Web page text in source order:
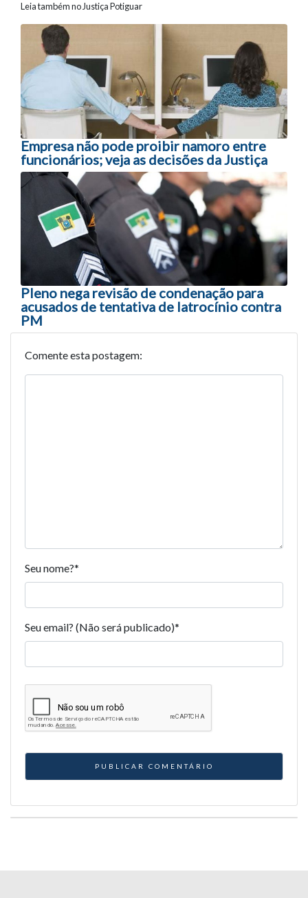
Leia também no Justiça Potiguar
Navegação entre posts
Empresa não pode proibir namoro entre
funcionários; veja as decisões da Justiça
Pleno nega revisão de condenação para
acusados de tentativa de latrocínio contra
PM
Comente esta postagem:
Seu nome?*
Seu email? (Não será publicado)*